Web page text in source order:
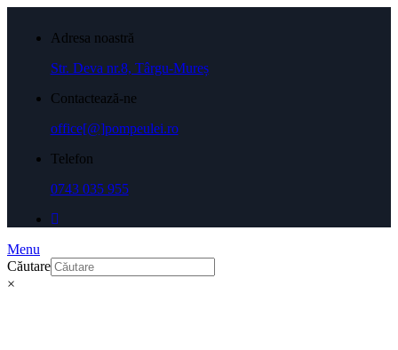
Adresa noastră
Str. Deva nr.8, Târgu-Mureș
Contactează-ne
office[@]pompeulei.ro
Telefon
0743 035 955
Menu
Căutare
×